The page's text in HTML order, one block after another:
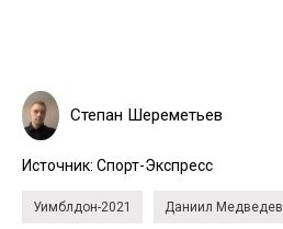
Степан Шереметьев
Источник: Спорт-Экспресс
Уимблдон-2021 Даниил Медведев